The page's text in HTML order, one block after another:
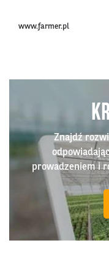
www.farmer.pl
Znajdź
prowadzeniem i